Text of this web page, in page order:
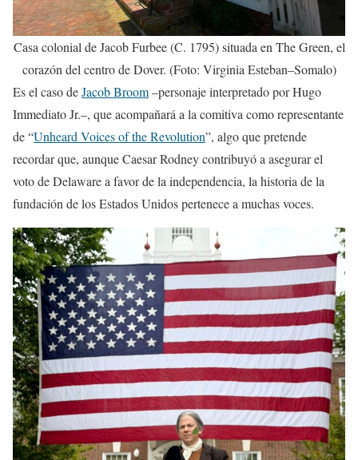
Casa colonial de Jacob Furbee (C. 1795) situada en The Green, el
corazón del centro de Dover. (Foto: Virginia Esteban–Somalo)
Es el caso deJacob Broom–personaje interpretado por Hugo
Immediato Jr.–, que acompañará a la comitiva como representante
de “Unheard Voices of the Revolution”, algo que pretende
recordar que, aunque Caesar Rodney contribuyó a asegurar el
voto de Delaware a favor de la independencia, la historia de la
fundación de los Estados Unidos pertenece a muchas voces.